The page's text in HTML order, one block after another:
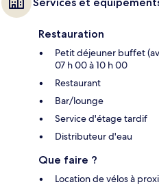
Restauration
Petit déjeuner buffet
07 h 00 à 10 h 00
Restaurant
Bar/lounge
Service d'étage tardif
Distributeur d'eau
Que faire ?
Location de vélos à